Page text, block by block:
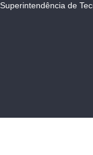
Superintendência de